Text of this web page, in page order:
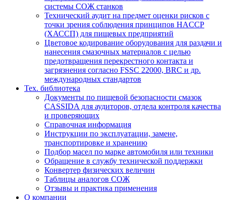
системы СОЖ станков
Технический аудит на предмет оценки рисков с
точки зрения соблюдения принципов HACCP
(ХАССП) для пищевых предприятий
Цветовое кодирование оборудования для раздачи и
нанесения смазочных материалов с целью
предотвращения перекрестного контакта и
загрязнения согласно FSSC 22000, BRC и др.
международных стандартов
Тех. библиотека
Документы по пищевой безопасности смазок
CASSIDA для аудиторов, отдела контроля качества
и проверяющих
Справочная информация
Инструкции по эксплуатации, замене,
транспортировке и хранению
Подбор масел по марке автомобиля или техники
Обращение в службу технической поддержки
Конвертер физических величин
Таблицы аналогов СОЖ
Отзывы и практика применения
О компании